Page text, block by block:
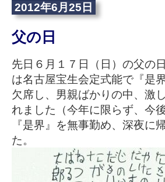
2012年6月25日
父の日
先日６月１７日（日）の父の
は名古屋宝生会定式能で『是
欠席し、男親ばかりの中、激
れました（今年に限らず、今
『是界』を無事勤め、深夜に
た。